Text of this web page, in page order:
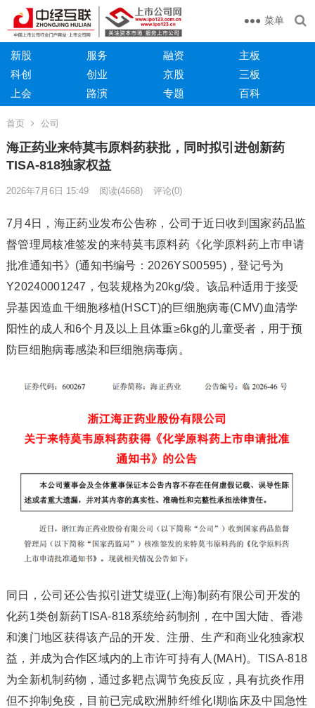
菜单
新股 服务 融资
主板
科创
创业 京股
三板
上会
路演 专题 百科
首页 公司
海正药业来特莫韦原料药获批，同时拟引进创新药
TISA-818独家权益
2026年7月6日 15:49 阅读(4668) 评论(0)
7月4日，海正药业发布公告称，公司于近日收到国家药品监
督管理局核准签发的来特莫韦原料药《化学原料药上市申请
批准通知书》(通知书编号：2026YS00595)，登记号为
Y20240001247，包装规格为20kg/袋。该品种适用于接受
异基因造血干细胞移植(HSCT)的巨细胞病毒(CMV)血清学
阳性的成人和6个月及以上且体重≥6kg的儿童受者，用于预
防巨细胞病毒感染和巨细胞病毒病。
同日，公司还公告拟引进艾缇亚(上海)制药有限公司开发的
化药1类创新药TISA-818系统给药制剂，在中国大陆、香港
和澳门地区获得该产品的开发、注册、生产和商业化独家权
益，并成为合作区域内的上市许可持有人(MAH)。TISA-818
为全新机制药物，通过多靶点调节免疫反应，具有抗炎作用
但不抑制免疫，目前已完成欧洲肺纤维化I期临床及中国急性